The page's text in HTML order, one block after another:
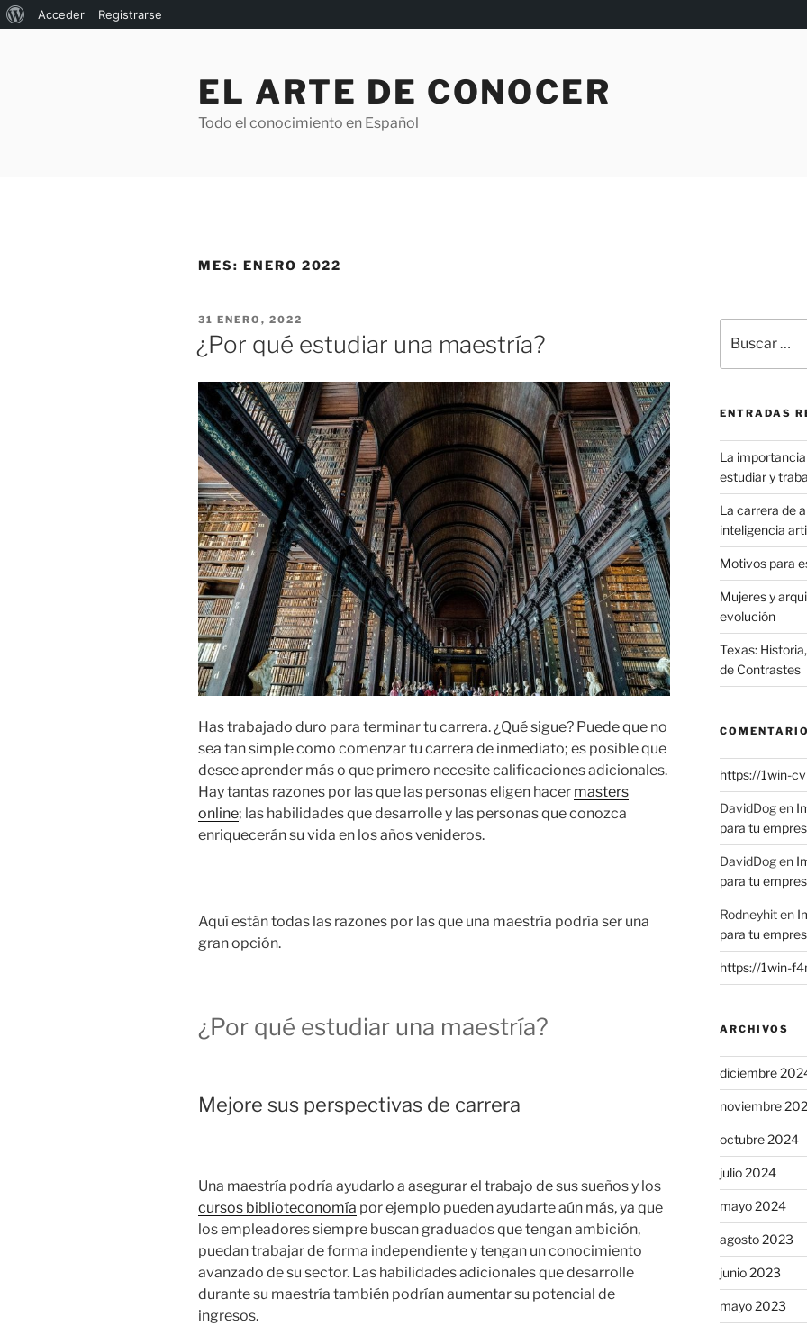
Acerca
Acceder Registrarse
EL ARTE DE CONOCER
Todo el conocimiento en Español
MES: ENERO 2022
PUBLICADO
EL
31 ENERO, 2022
¿Por qué estudiar una maestría?
Has trabajado duro para terminar tu carrera. ¿Qué sigue? Puede que no
sea tan simple como comenzar tu carrera de inmediato; es posible que
desee aprender más o que primero necesite calificaciones adicionales.
Hay tantas razones por las que las personas eligen hacer masters
online; las habilidades que desarrolle y las personas que conozca
enriquecerán su vida en los años venideros.
Aquí están todas las razones por las que una maestría podría ser una
gran opción.
¿Por qué estudiar una maestría?
Mejore sus perspectivas de carrera
Una maestría podría ayudarlo a asegurar el trabajo de sus sueños y los
cursos biblioteconomía por ejemplo pueden ayudarte aún más, ya que
los empleadores siempre buscan graduados que tengan ambición,
puedan trabajar de forma independiente y tengan un conocimiento
avanzado de su sector. Las habilidades adicionales que desarrolle
durante su maestría también podrían aumentar su potencial de
ingresos.
por:
ENTRADAS
La
estudiar y
La carrera de
inteligencia
Motivos para
Mujeres y
evolución
Texas:
de Contrastes
https://1win-
DavidDogen
para tu
DavidDogen
para tu
Rodneyhiten
para tu
https://1win-
ARCHIVOS
diciembre
noviembre
octubre 2024
julio 2024
mayo 2024
agosto 2023
junio 2023
mayo 2023